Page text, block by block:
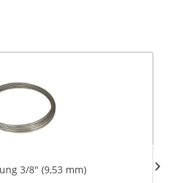
3/8" (9,53 mm)